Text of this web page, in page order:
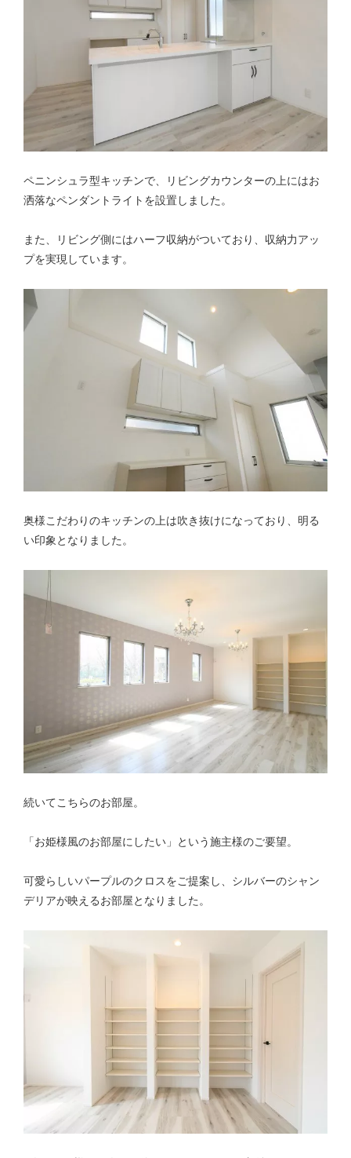
ペニンシュラ型キッチンで、リビングカウンターの上にはお
洒落なペンダントライトを設置しました。
また、リビング側にはハーフ収納がついており、収納力アッ
プを実現しています。
奥様こだわりのキッチンの上は吹き抜けになっており、明る
い印象となりました。
続いてこちらのお部屋。
「お姫様風のお部屋にしたい」という施主様のご要望。
可愛らしいパープルのクロスをご提案し、シルバーのシャン
デリアが映えるお部屋となりました。